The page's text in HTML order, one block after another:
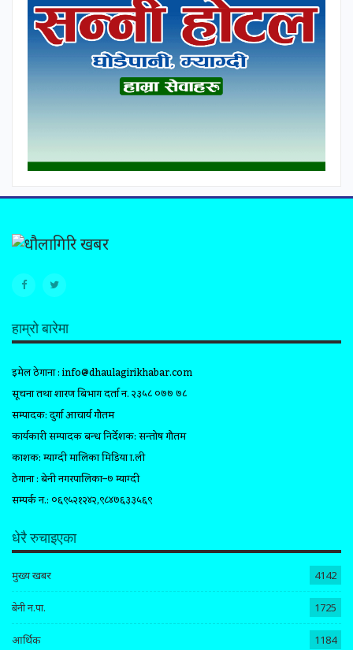
हाम्रो बारेमा
इमेल ठेगाना :info@dhaulagirikhabar.com
सूचना तथा प्रशारण बिभाग दर्ता न. २३५८ ०७७ ७८
सम्पादक: दुर्गा आचार्य गौतम
कार्यकारी सम्पादक प्रबन्ध निर्देशक: सन्तोष गौतम
प्रकाशक: म्याग्दी मालिका मिडिया प्रा.ली
ठेगाना : बेनी नगरपालिका–७ म्याग्दी
सम्पर्क न.: ०६९५२१२४२,९८४७६३३५६९
धेरै रुचाइएका
मुख्य खबर 4142
बेनी न.पा. 1725
आर्थिक 1184